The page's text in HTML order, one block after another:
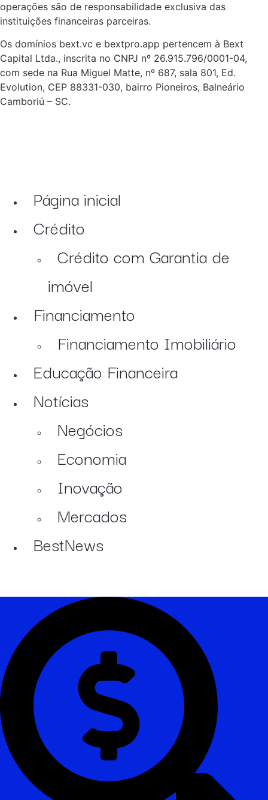
operações são de responsabilidade exclusiva das
instituições financeiras parceiras.
Os domínios bext.vc e bextpro.app pertencem à Bext
Capital Ltda., inscrita no CNPJ nº 26.915.796/0001-04,
com sede na Rua Miguel Matte, nº 687, sala 801, Ed.
Evolution, CEP 88331-030, bairro Pioneiros, Balneário
Camboriú – SC.
Página inicial
Crédito
Crédito com Garantia de
imóvel
Financiamento
Financiamento Imobiliário
Educação Financeira
Notícias
Negócios
Economia
Inovação
Mercados
BestNews